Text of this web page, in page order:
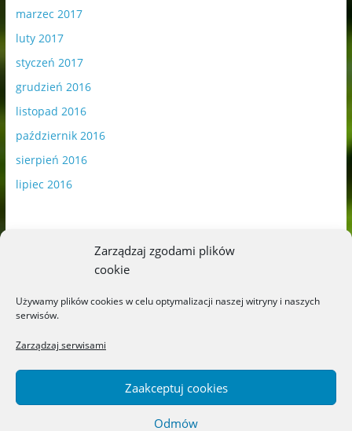
Zarządzaj zgodami plików
cookie
Używamy plików cookies w celu optymalizacji naszej witryny i naszych
serwisów.
Zarządzaj serwisami
Zaakceptuj cookies
Odmów
marzec 2017
luty 2017
styczeń 2017
grudzień 2016
listopad 2016
październik 2016
sierpień 2016
lipiec 2016